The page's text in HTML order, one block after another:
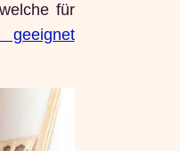
für
geeignet